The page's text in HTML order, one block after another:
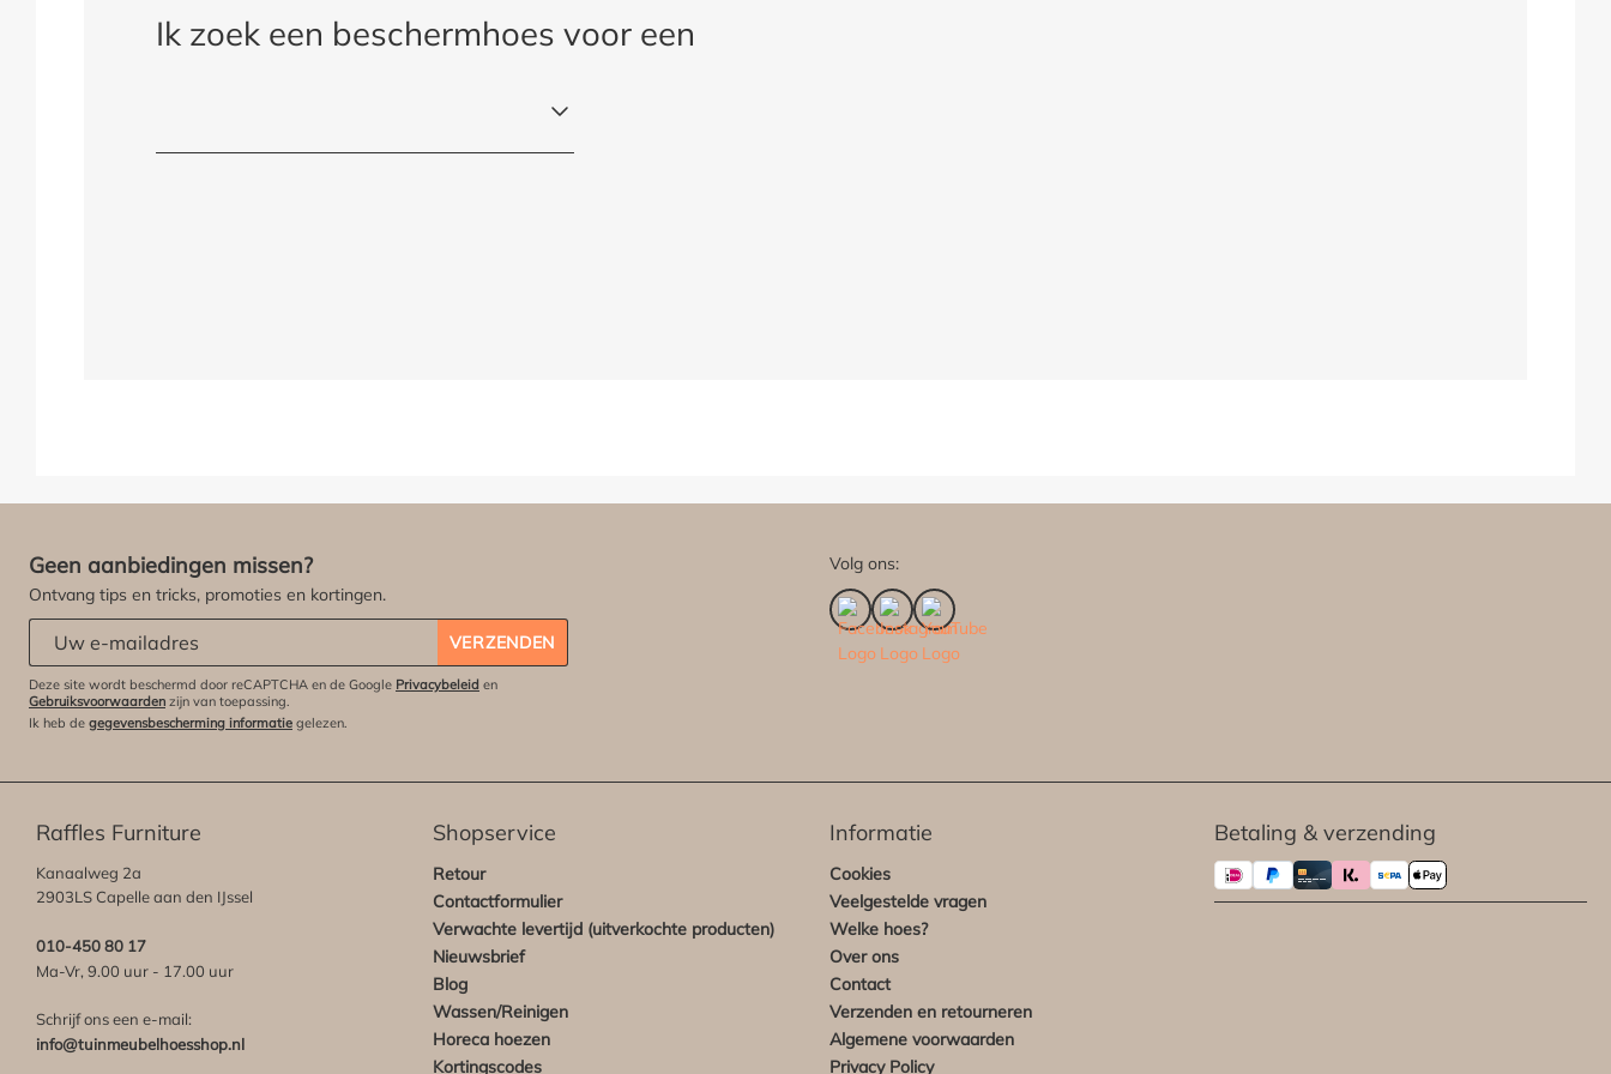
Ik zoek een beschermhoes voor een
Geen aanbiedingen missen?
Ontvang tips en tricks, promoties en kortingen.
VERZENDEN
Deze site wordt beschermd door reCAPTCHA en de Google Privacybeleid en
Gebruiksvoorwaarden zijn van toepassing.
Ik heb de gegevensbescherming informatie gelezen.
Volg ons:
Raffles Furniture
Kanaalweg 2a
2903LS Capelle aan den IJssel
010-450 80 17
Ma-Vr, 9.00 uur - 17.00 uur
Schrijf ons een e-mail:
info@tuinmeubelhoesshop.nl
Shopservice
Retour
Contactformulier
Verwachte levertijd (uitverkochte producten)
Nieuwsbrief
Blog
Wassen/Reinigen
Horeca hoezen
Kortingscodes
Informatie
Cookies
Veelgestelde vragen
Welke hoes?
Over ons
Contact
Verzenden en retourneren
Algemene voorwaarden
Privacy Policy
Betaling & verzending